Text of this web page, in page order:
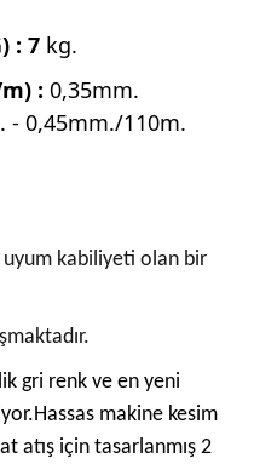
: 7 kg.
: 0,35mm.
- 0,45mm./110m.
uyum kabiliyeti olan bir
gri renk ve en yeni
Hassas makine kesim
atış için tasarlanmış 2